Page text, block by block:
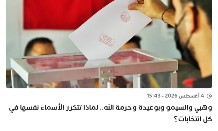
4 أغسطس 2026 - 15:43
وهبي والسيمو وبوعيدة وحرمة الله.. لماذا تتكرر الأسماء نفسها في
كل انتخابات؟